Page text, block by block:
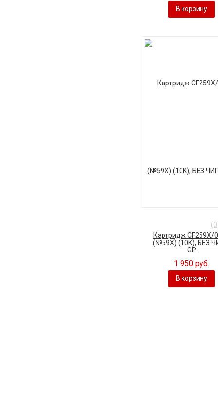
В корзину
Картридж CF259X/
(№59X) (10K), БЕЗ
GP
1 950 руб.
В корзину